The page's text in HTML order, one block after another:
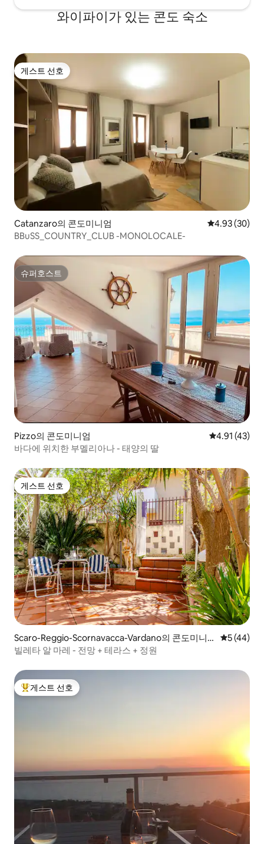
와이파이가 있는 콘도 숙소
게스트 선호
게스트 선호
Catanzaro의 콘도미니엄 평점 4.93점(5
4.93 (30)
BBuSS_COUNTRY_CLUB -MONOLOCALE-
슈퍼호스트
슈퍼호스트
Pizzo의 콘도미니엄 평점 4.91점
4.91 (43)
바다에 위치한 부멜리아나 - 태양의 딸
게스트 선호
게스트 선호
Scaro-Reggio-Scornavacca-Vardano의 콘도미니
엄
평점 5점(5
5 (44)
빌레타 알 마레 - 전망 + 테라스 + 정원
상위 게스트 선호
게스트 선호